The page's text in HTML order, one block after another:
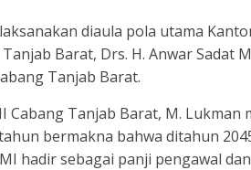
diaula pola utama
Barat, Drs. H. Anwar Sadat
Tanjab Barat.
Cabang Tanjab Barat, M.
bermakna bahwa ditahun
hadir sebagai panji pengawal